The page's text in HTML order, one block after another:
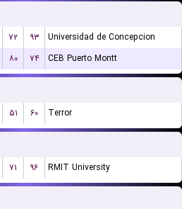
۷۲ ۹۳
Universidad de Concepcion
۸۰ ۷۴ CEB Puerto Montt
۵۱ ۶۰ Terror
۷۱ ۹۶ RMIT University